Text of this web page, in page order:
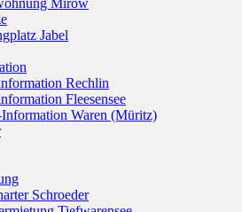
Mirow
Jabel
Rechlin
Fleesensee
Waren (Müritz)
Schroeder